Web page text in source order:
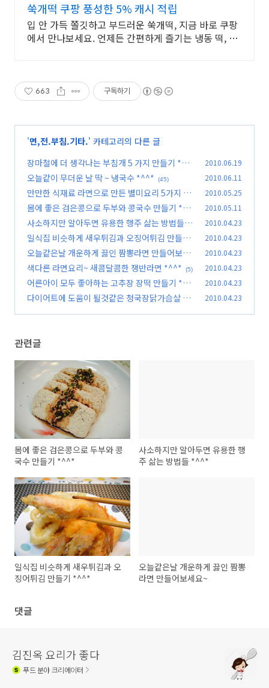
쑥개떡 쿠팡 풍성한 5% 캐시 적립
입 안 가득 쫄깃하고 부드러운 쑥개떡, 지금 바로 쿠팡
에서 만나보세요. 언제든 간편하게 즐기는 냉동 떡, 로
663 구독하기
'면,전.부침.기타.' 카테고리의 다른 글
장마철에 더 생각나는 부침개 5 가지 만들기 *^^
* (130)
2010.06.19
오늘같이 무더운 날 딱 ~ 냉국수 *^^* (45) 2010.06.11
만만한 식재료 라면으로 만든 별미요리 5가지 *^
^* (72)
2010.05.25
몸에 좋은 검은콩으로 두부와 콩국수 만들기 *^^
*
(51)
2010.05.11
사소하지만 알아두면 유용한 행주 삶는 방법들 *
^^*
(6)
2010.04.23
일식집 비슷하게 새우튀김과 오징어튀김 만들기
*^^* (7)
2010.04.23
오늘같은날 개운하게 끓인 짬뽕라면 만들어보세
요~
(4)
2010.04.23
색다른 라면요리~ 새콤달콤한 쟁반라면 *^^* (5) 2010.04.23
어른아이 모두 좋아하는 고추장 장떡 만들기 *^^
*
(1)
2010.04.23
다이어트에 도움이 될것같은 청국장닭가슴살 샐
2010.04.23
관련글
몸에 좋은 검은콩으로 두부와 콩
국수 만들기 *^^*
사소하지만 알아두면 유용한 행
주 삶는 방법들 *^^*
일식집 비슷하게 새우튀김과 오
징어튀김 만들기 *^^*
오늘같은날 개운하게 끓인 짬뽕
라면 만들어보세요~
댓글
김진옥 요리가 좋다
푸드분야 크리에이터